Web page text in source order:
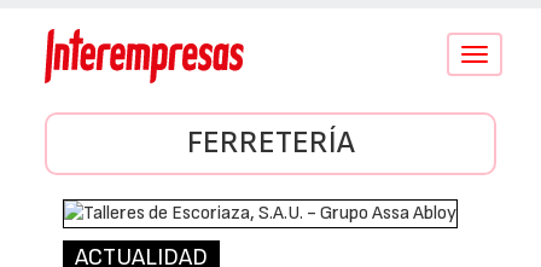
Conmutar
FERRETERÍA
ACTUALIDAD